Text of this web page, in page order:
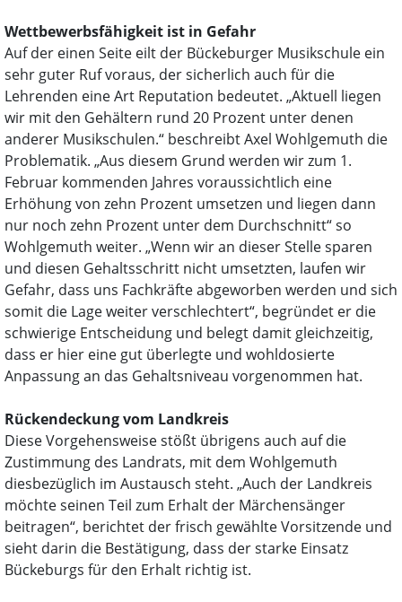
Wettbewerbsfähigkeit ist in Gefahr
Auf der einen Seite eilt der Bückeburger Musikschule ein
sehr guter Ruf voraus, der sicherlich auch für die
Lehrenden eine Art Reputation bedeutet. „Aktuell liegen
wir mit den Gehältern rund 20 Prozent unter denen
anderer Musikschulen.“ beschreibt Axel Wohlgemuth die
Problematik. „Aus diesem Grund werden wir zum 1.
Februar kommenden Jahres voraussichtlich eine
Erhöhung von zehn Prozent umsetzen und liegen dann
nur noch zehn Prozent unter dem Durchschnitt“ so
Wohlgemuth weiter. „Wenn wir an dieser Stelle sparen
und diesen Gehaltsschritt nicht umsetzten, laufen wir
Gefahr, dass uns Fachkräfte abgeworben werden und sich
somit die Lage weiter verschlechtert“, begründet er die
schwierige Entscheidung und belegt damit gleichzeitig,
dass er hier eine gut überlegte und wohldosierte
Anpassung an das Gehaltsniveau vorgenommen hat.
Rückendeckung vom Landkreis
Diese Vorgehensweise stößt übrigens auch auf die
Zustimmung des Landrats, mit dem Wohlgemuth
diesbezüglich im Austausch steht. „Auch der Landkreis
möchte seinen Teil zum Erhalt der Märchensänger
beitragen“, berichtet der frisch gewählte Vorsitzende und
sieht darin die Bestätigung, dass der starke Einsatz
Bückeburgs für den Erhalt richtig ist.